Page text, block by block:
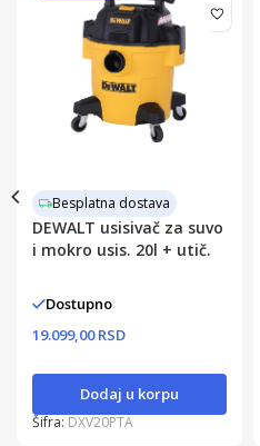
Besplatna dostava
DEWALT usisivač za suvo
i mokro usis. 20l + utič.
Dostupno
19.099,00 RSD
Dodaj u korpu
Šifra: DXV20PTA